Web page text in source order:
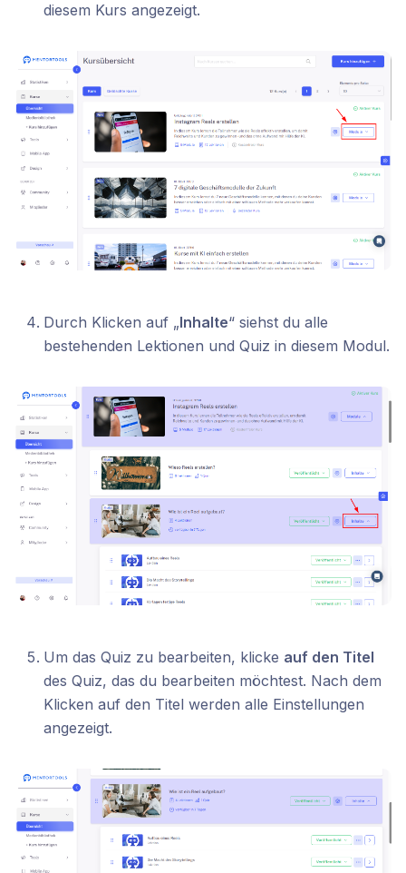
diesem Kurs angezeigt.
Durch Klicken auf „Inhalte“ siehst du alle
bestehenden Lektionen und Quiz in diesem Modul.
Um das Quiz zu bearbeiten, klicke auf den Titel
des Quiz, das du bearbeiten möchtest. Nach dem
Klicken auf den Titel werden alle Einstellungen
angezeigt.